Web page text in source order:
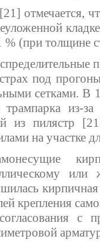
отмечается,
% (при толщине
под
сетками. В
трампарка из-
из пилястр
на участке
крепления
с